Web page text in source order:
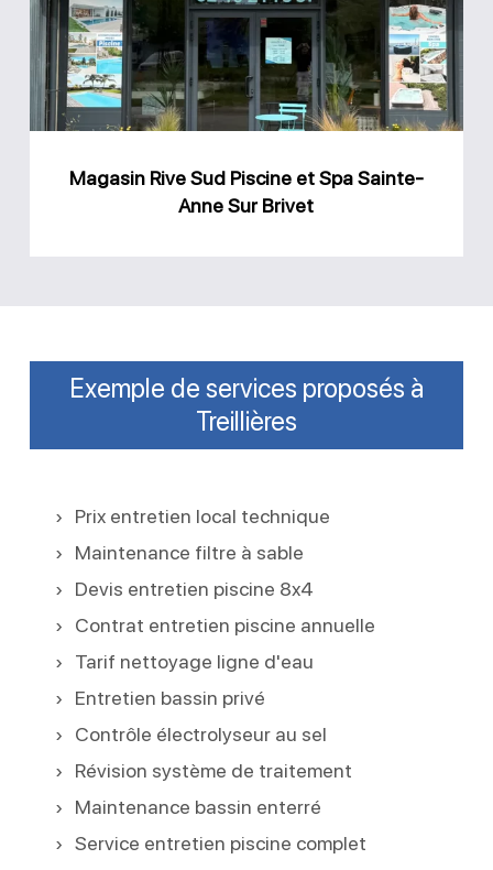
Piscine
et
Spa
Sainte-
Sur
Magasin Rive Sud Piscine et Spa Sainte-
Anne Sur Brivet
Exemple de services proposés à
Treillières
Prix entretien local technique
Maintenance filtre à sable
Devis entretien piscine 8x4
Contrat entretien piscine annuelle
Tarif nettoyage ligne d'eau
Entretien bassin privé
Contrôle électrolyseur au sel
Révision système de traitement
Maintenance bassin enterré
Service entretien piscine complet